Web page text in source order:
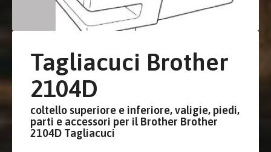
Tagliacuci Brother
2104D
coltello superiore e inferiore, valigie, piedi,
parti e accessori per il Brother Brother
2104D Tagliacuci